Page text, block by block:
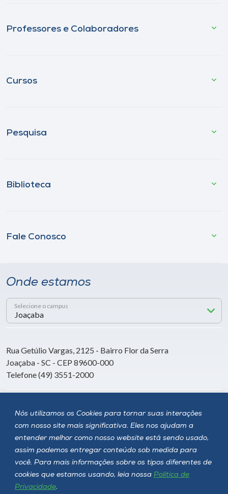
Nós utilizamos os Cookies para tornar suas interações
com nosso site mais significativa. Eles nos ajudam a
entender melhor como nosso website está sendo usado,
assim podemos entregar conteúdo sob medida para
você. Para mais informações sobre os tipos diferentes de
cookies que estamos usando, leia nossa Política de
Privacidade.
Professores e Colaboradores
Cursos
Pesquisa
Biblioteca
Fale Conosco
Onde estamos
Selecione o campus
Rua Getúlio Vargas, 2125 - Bairro Flor da Serra
Joaçaba - SC - CEP 89600-000
Telefone (49) 3551-2000
Siga a Unoesc